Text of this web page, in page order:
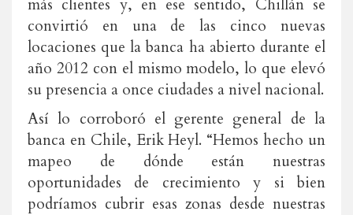
más clientes y, en ese sentido, Chillán se
convirtió en una de las cinco nuevas
locaciones que la banca ha abierto durante el
año 2012 con el mismo modelo, lo que elevó
su presencia a once ciudades a nivel nacional.
Así lo corroboró el gerente general de la
banca en Chile, Erik Heyl. “Hemos hecho un
mapeo de dónde están nuestras
oportunidades de crecimiento y si bien
podríamos cubrir esas zonas desde nuestras